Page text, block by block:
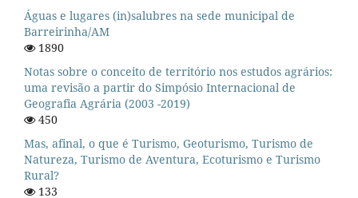
Águas e lugares (in)salubres na sede municipal de
Barreirinha/AM
1890
Notas sobre o conceito de território nos estudos agrários:
uma revisão a partir do Simpósio Internacional de
Geografia Agrária (2003 -2019)
450
Mas, afinal, o que é Turismo, Geoturismo, Turismo de
Natureza, Turismo de Aventura, Ecoturismo e Turismo
Rural?
133